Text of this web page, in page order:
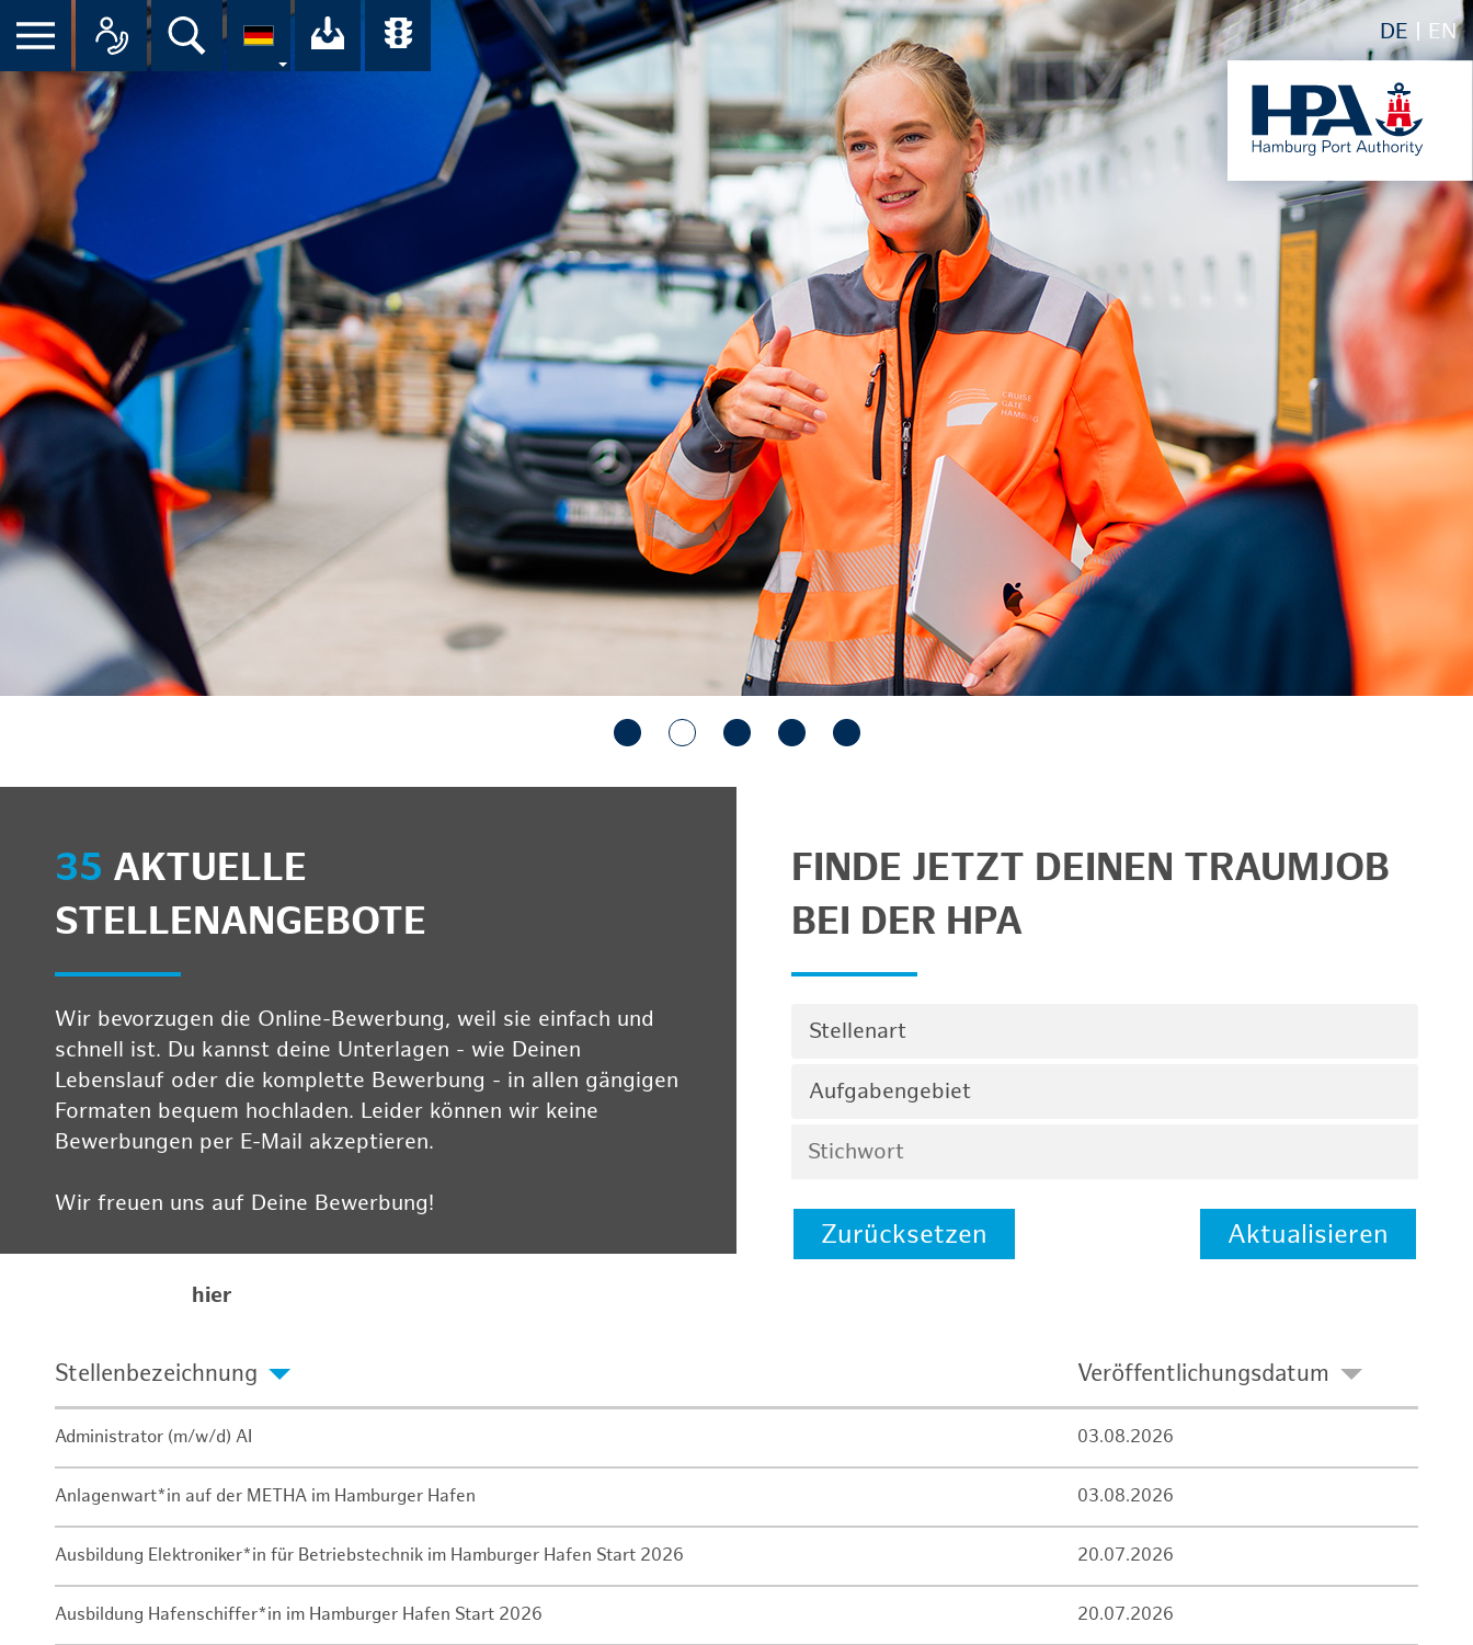
DE EN
Suche Ihr Download-Center der HPA
Übersicht aller Verkehrsmeldungen im Hafen am
35 AKTUELLE
STELLENANGEBOTE
Wir bevorzugen die Online-Bewerbung, weil sie einfach und
schnell ist. Du kannst deine Unterlagen - wie Deinen
Lebenslauf oder die komplette Bewerbung - in allen gängigen
Formaten bequem hochladen. Leider können wir keine
Bewerbungen per E-Mail akzeptieren.
Wir freuen uns auf Deine Bewerbung!
hier
FINDE JETZT DEINEN TRAUMJOB
BEI DER HPA
Stellenart
Aufgabengebiet
Zurücksetzen Aktualisieren
Stellenbezeichnung Veröffentlichungsdatum
Administrator (m/w/d) AI 03.08.2026
Anlagenwart*in auf der METHA im Hamburger Hafen 03.08.2026
Ausbildung Elektroniker*in für Betriebstechnik im Hamburger Hafen Start 2026 20.07.2026
Ausbildung Hafenschiffer*in im Hamburger Hafen Start 2026 20.07.2026